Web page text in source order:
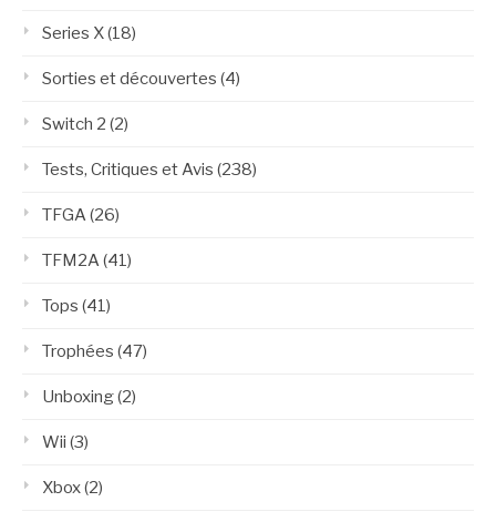
Series X(18)
Sorties et découvertes (4)
Switch 2 (2)
Tests, Critiques et Avis (238)
TFGA(26)
TFM2A(41)
Tops (41)
Trophées (47)
Unboxing(2)
Wii (3)
Xbox(2)